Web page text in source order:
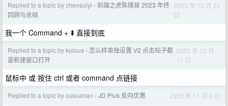
Replied to a topic by chensuiyi › 前端之虎陈随易 2023 年终
回顾与总结
2023 年 12 月 21
日
我一个 Command + ⬇️ 直接到底
Replied to a topic by kulous › 怎么样单独设置 V2 点击帖子都
是新建窗口打开
2023 年 12 月
11 日
鼠标中 或 按住 ctrl 或者 command 点链接
Replied to a topic by cusuanan › JD Plus 反向优惠 2023 年 11 月 9 日